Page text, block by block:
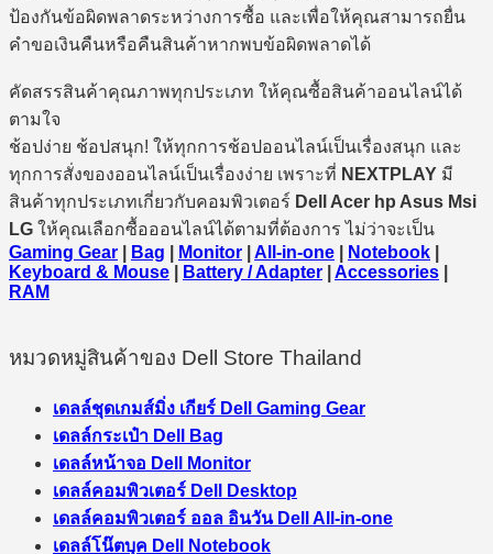
ป้องกันข้อผิดพลาดระหว่างการซื้อ และเพื่อให้คุณสามารถยื่น
คำขอเงินคืนหรือคืนสินค้าหากพบข้อผิดพลาดได้
คัดสรรสินค้าคุณภาพทุกประเภท ให้คุณซื้อสินค้าออนไลน์ได้
ตามใจ
ช้อปง่าย ช้อปสนุก! ให้ทุกการช้อปออนไลน์เป็นเรื่องสนุก และ
ทุกการสั่งของออนไลน์เป็นเรื่องง่าย เพราะที่ NEXTPLAY มี
สินค้าทุกประเภทเกี่ยวกับคอมพิวเตอร์ Dell Acer hp Asus Msi
LG ให้คุณเลือกซื้อออนไลน์ได้ตามที่ต้องการ ไม่ว่าจะเป็น
Gaming Gear
Bag Monitor All-in-one Notebook
Keyboard & Mouse
Battery / Adapter Accessories
RAM
หมวดหมู่สินค้าของ Dell Store Thailand
เดลล์ชุดเกมส์มิ่ง เกียร์ Dell Gaming Gear
เดลล์กระเป๋า Dell Bag
เดลล์หน้าจอ Dell Monitor
เดลล์คอมพิวเตอร์ Dell Desktop
เดลล์คอมพิวเตอร์ ออล อินวัน Dell All-in-one
เดลล์โน๊ตบุค Dell Notebook